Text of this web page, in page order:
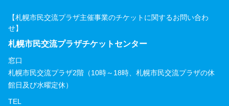
【札幌市民交流プラザ主催事業のチケットに関するお問い合わ
せ】
札幌市民交流プラザチケットセンター
窓口
札幌市民交流プラザ2階（10時～18時、札幌市民交流プラザの休
館日及び水曜定休）
TEL